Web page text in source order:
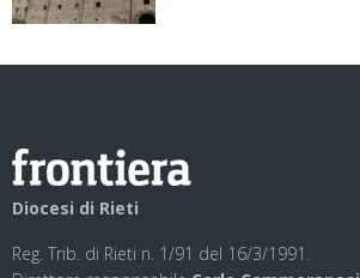
Diocesi di Rieti
Reg. Trib. di Rieti n. 1/91 del 16/3/1991.